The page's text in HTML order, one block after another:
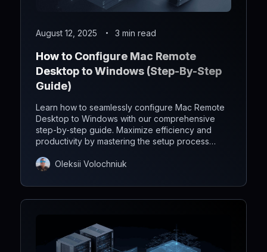
August 12, 2025 3 min read
How to Configure Mac Remote
Desktop to Windows (Step-By-Step
Guide)
Learn how to seamlessly configure Mac Remote
Desktop to Windows with our comprehensive
step-by-step guide. Maximize efficiency and
productivity by mastering the setup process
Oleksii Volochniuk